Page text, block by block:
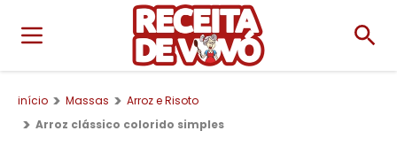
início Massas
Arroz e Risoto
Arroz clássico colorido simples